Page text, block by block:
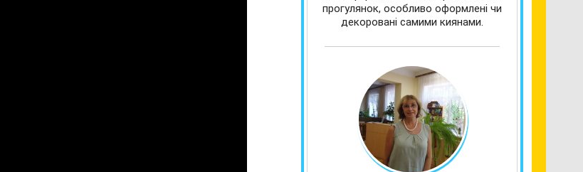
прогулянок, особливо оформлені чи
декоровані самими киянами.